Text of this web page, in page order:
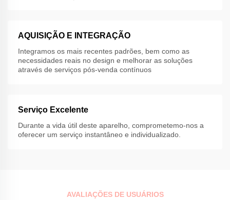
AQUISIÇÃO E INTEGRAÇÃO
Integramos os mais recentes padrões, bem como as
necessidades reais no design e melhorar as soluções
através de serviços pós-venda contínuos
Serviço Excelente
Durante a vida útil deste aparelho, comprometemo-nos a
oferecer um serviço instantâneo e individualizado.
AVALIAÇÕES DE USUÁRIOS